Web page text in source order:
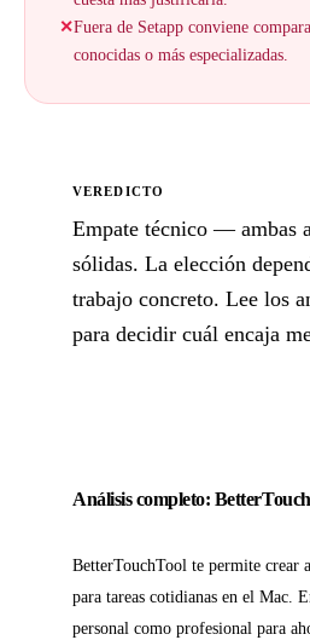
✕Fuera de Setapp conviene
conocidas o más especializadas.
VEREDICTO
Empate técnico — ambas
sólidas. La elección
trabajo concreto. Lee los
para decidir cuál encaja
Análisis completo:
BetterTouchTool te permite crear
para tareas cotidianas en el Mac.
personal como profesional para